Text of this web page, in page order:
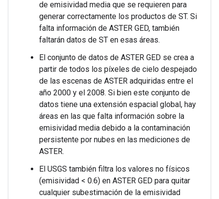
de emisividad media que se requieren para
generar correctamente los productos de ST. Si
falta información de ASTER GED, también
faltarán datos de ST en esas áreas.
El conjunto de datos de ASTER GED se crea a
partir de todos los píxeles de cielo despejado
de las escenas de ASTER adquiridas entre el
año 2000 y el 2008. Si bien este conjunto de
datos tiene una extensión espacial global, hay
áreas en las que falta información sobre la
emisividad media debido a la contaminación
persistente por nubes en las mediciones de
ASTER.
El USGS también filtra los valores no físicos
(emisividad < 0.6) en ASTER GED para quitar
cualquier subestimación de la emisividad